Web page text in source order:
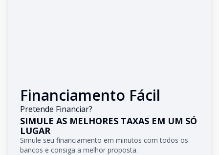
Financiamento Fácil
Pretende Financiar?
SIMULE AS MELHORES TAXAS EM UM SÓ
LUGAR
Simule seu financiamento em minutos com todos os
bancos e consiga a melhor proposta.